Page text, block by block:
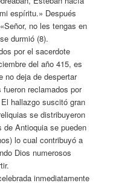
espíritu.» Después
no les tengas en
durmió (8).
por el sacerdote
del año 415, es
no deja de despertar
reclamados por
hallazgo suscitó gran
se distribuyeron
Antioquia se pueden
lo cual contribuyó a
Dios numerosos
inmediatamente